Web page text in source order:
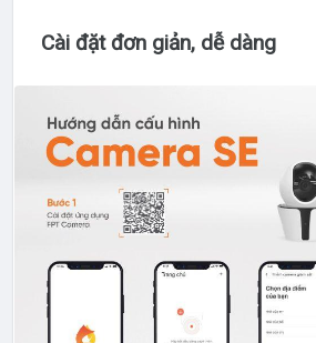
Cài đặt đơn giản, dễ dàng